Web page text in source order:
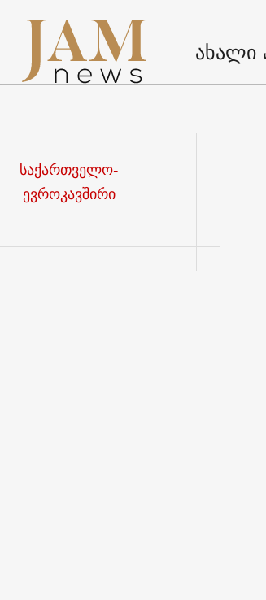
ახალი
საქართველო-
ევროკავშირი